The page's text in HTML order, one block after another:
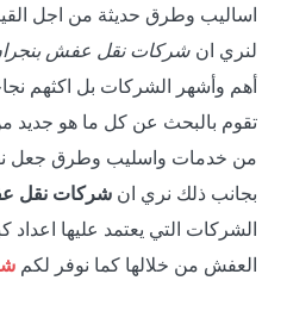
اساليب وطرق حديثة من اجل
لنري ان شركات نقل عفش
أهم وأشهر الشركات بل اكثهم
تقوم بالبحث عن كل ما هو جديد
من خدمات واسليب وطرق جعل
بجانب ذلك نري ان شركات نقل
الشركات التي يعتمد عليها اعداد
العفش من خلالها كما نوفر لكم